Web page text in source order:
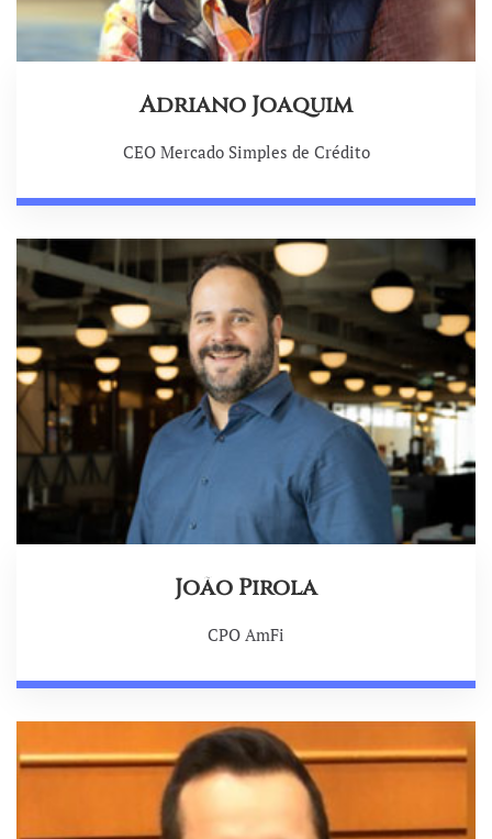
Adriano Joaquim
CEO Mercado Simples de Crédito
João Pirola
CPO AmFi